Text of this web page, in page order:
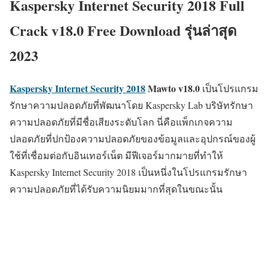
Kaspersky Internet Security 2018 Full
Crack v18.0 Free Download รุ่นล่าสุด
2023
Kaspersky Internet Security 2018Mawtov18.0 เป็นโปรแกรม
รักษาความปลอดภัยที่พัฒนาโดย Kaspersky Lab บริษัทรักษา
ความปลอดภัยที่มีชื่อเสียงระดับโลก นี่คือแพ็กเกจความ
ปลอดภัยที่ปกป้องความปลอดภัยของข้อมูลและอุปกรณ์ของผู้
ใช้ที่เชื่อมต่อกับอินเทอร์เน็ต มีฟีเจอร์มากมายที่ทำให้
Kaspersky Internet Security 2018 เป็นหนึ่งในโปรแกรมรักษา
ความปลอดภัยที่ได้รับความนิยมมากที่สุดในขณะนั้น